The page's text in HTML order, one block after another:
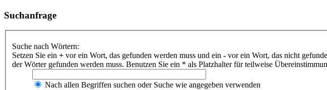
Suchanfrage
Suche nach Wörtern:
Setzen Sie ein + vor ein Wort, das gefunden werden muss und ein - vor ein Wort, das nicht
der Wörter gefunden werden muss. Benutzen Sie ein * als Platzhalter für teilweise
Nach allen Begriffen suchen oder Suche wie angegeben verwenden